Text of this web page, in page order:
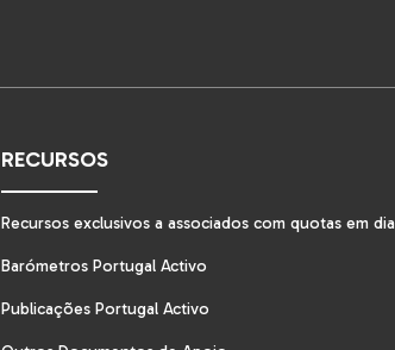
RECURSOS
Recursos exclusivos a associados com quotas em dia
Barómetros Portugal Activo
Publicações Portugal Activo